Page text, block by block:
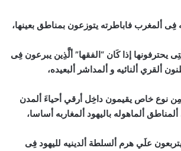
ألمغرب فاباطرته يتوزعون بمناطق بعينها،
يحترفونها إذا كَان “الفقها” ألَّذِين يبرعون فِى
ألقري ألنائيه و ألمداشر ألبعيده،
نوع خاص يقيمون داخِل أرقي أحياءَ ألمدن
ألماهوله باليهود ألمغاربه أساسا،
علَي هرم ألسلطة ألدينيه لليهود فِى